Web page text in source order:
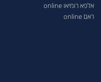
אלפא רומיאו online
ראם online